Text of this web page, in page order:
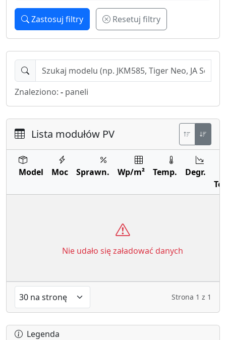
Zastosuj filtry Resetuj filtry
Znaleziono: - paneli
Lista modułów PV
Model Moc Sprawn. Wp/m² Temp.
Degr.
Nie udało się załadować danych
Strona 1 z 1
Legenda